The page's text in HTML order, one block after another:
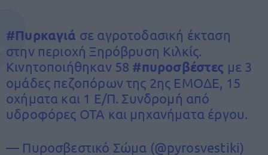
#Πυρκαγιά σε αγροτοδασική έκταση
στην περιοχή Ξηρόβρυση Κιλκίς.
Κινητοποιήθηκαν 58 #πυροσβέστες με 3
ομάδες πεζοπόρων της 2ης ΕΜΟΔΕ, 15
οχήματα και 1 Ε/Π. Συνδρομή από
υδροφόρες ΟΤΑ και μηχανήματα έργου.
— Πυροσβεστικό Σώμα (@pyrosvestiki)